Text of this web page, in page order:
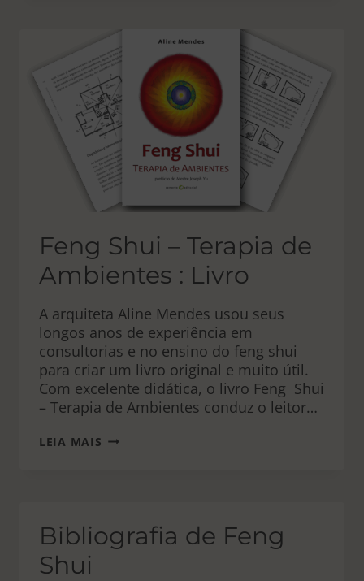
Feng Shui – Terapia de
Ambientes : Livro
A arquiteta Aline Mendes usou seus
longos anos de experiência em
consultorias e no ensino do feng shui
para criar um livro original e muito útil.
Com excelente didática, o livro Feng Shui
– Terapia de Ambientes conduz o leitor…
LEIA MAIS FENG
LIVRO
Bibliografia de Feng
Shui